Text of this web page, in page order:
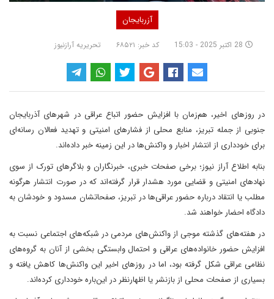
آزربایجان
28 اکتبر 2025 - 15:03 کد خبر: ۶۸۵۲۱ تحریریه آرازنیوز
در روزهای اخیر، هم‌زمان با افزایش حضور اتباع عراقی در شهرهای آذربایجان
جنوبی از جمله تبریز، منابع محلی از فشارهای امنیتی و تهدید فعالان رسانه‌ای
برای خودداری از انتشار اخبار و واکنش‌ها در این زمینه خبر داده‌اند.
بنابه اطلاع آراز نیوز؛ برخی صفحات خبری، خبرنگاران و بلاگرهای تورک از سوی
نهادهای امنیتی و قضایی مورد هشدار قرار گرفته‌اند که در صورت انتشار هرگونه
مطلب یا انتقاد درباره حضور عراقی‌ها در تبریز، صفحاتشان مسدود و خودشان به
دادگاه احضار خواهند شد.
در هفته‌های گذشته موجی از واکنش‌های مردمی در شبکه‌های اجتماعی نسبت به
افزایش حضور خانواده‌های عراقی و احتمال وابستگی بخشی از آنان به گروه‌های
نظامی عراقی شکل گرفته بود، اما در روزهای اخیر این واکنش‌ها کاهش یافته و
بسیاری از صفحات محلی از بازنشر یا اظهارنظر در این‌باره خودداری کرده‌اند.